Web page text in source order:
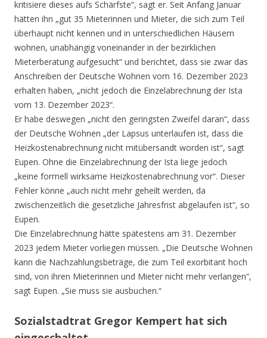
kritisiere dieses aufs Schärfste“, sagt er. Seit Anfang Januar
hätten ihn „gut 35 Mieterinnen und Mieter, die sich zum Teil
überhaupt nicht kennen und in unterschiedlichen Häusern
wohnen, unabhängig voneinander in der bezirklichen
Mieterberatung aufgesucht“ und berichtet, dass sie zwar das
Anschreiben der Deutsche Wohnen vom 16. Dezember 2023
erhalten haben, „nicht jedoch die Einzelabrechnung der Ista
vom 13. Dezember 2023“.
Er habe deswegen „nicht den geringsten Zweifel daran“, dass
der Deutsche Wohnen „der Lapsus unterlaufen ist, dass die
Heizkostenabrechnung nicht mitübersandt worden ist“, sagt
Eupen. Ohne die Einzelabrechnung der Ista liege jedoch
„keine formell wirksame Heizkostenabrechnung vor“. Dieser
Fehler könne „auch nicht mehr geheilt werden, da
zwischenzeitlich die gesetzliche Jahresfrist abgelaufen ist“, so
Eupen.
Die Einzelabrechnung hätte spätestens am 31. Dezember
2023 jedem Mieter vorliegen müssen. „Die Deutsche Wohnen
kann die Nachzahlungsbeträge, die zum Teil exorbitant hoch
sind, von ihren Mieterinnen und Mieter nicht mehr verlangen“,
sagt Eupen. „Sie muss sie ausbuchen.“
Sozialstadtrat Gregor Kempert hat sich